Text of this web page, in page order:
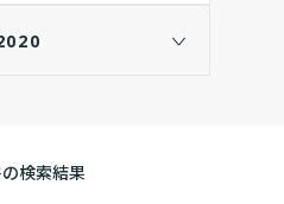
検索結果